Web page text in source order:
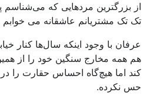
از بزرگترین مردهایی که می‌شناسم
تک تک مشتریانم عاشقانه می خوابم
عرفان با وجود اینکه سال‌ها کنار
هم همه مخارج سنگین خود را از
کند اما هیچ‌گاه احساس حقارت را
حس نکرده.